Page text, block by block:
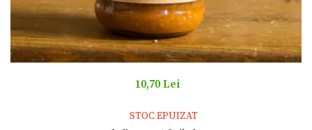
10,70 Lei
STOC EPUIZAT